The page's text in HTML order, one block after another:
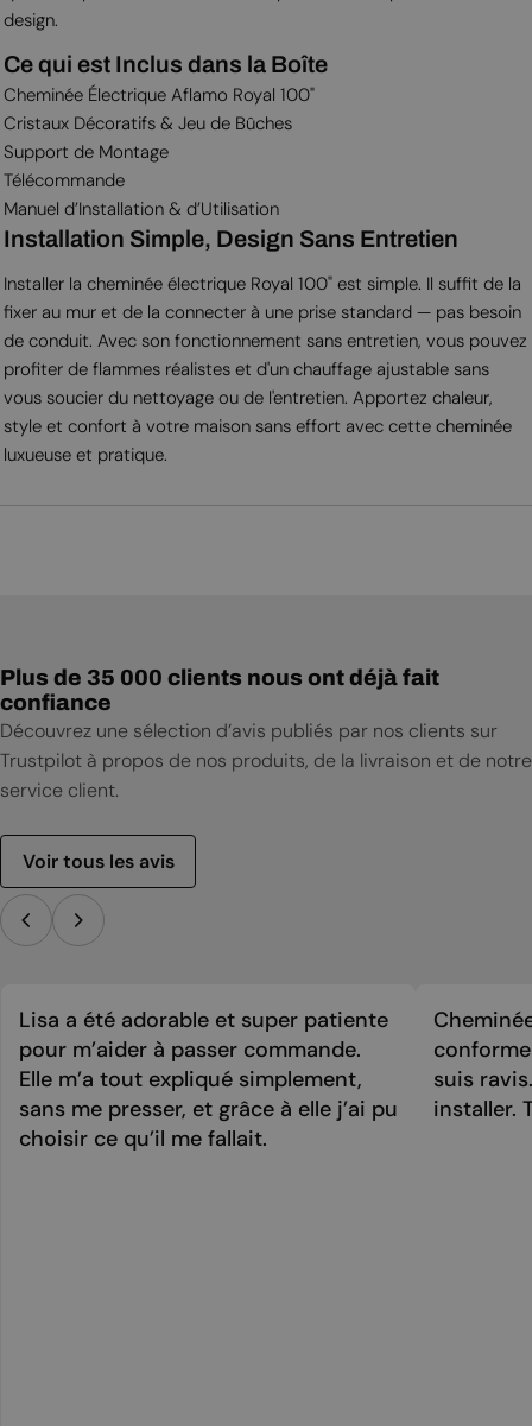
design.
Ce qui est Inclus dans la Boîte
Cheminée Électrique Aflamo Royal 100"
Cristaux Décoratifs & Jeu de Bûches
Support de Montage
Télécommande
Manuel d’Installation & d’Utilisation
Installation Simple, Design Sans Entretien
Installer la cheminée électrique Royal 100" est simple. Il suffit de la
fixer au mur et de la connecter à une prise standard — pas besoin
de conduit. Avec son fonctionnement sans entretien, vous pouvez
profiter de flammes réalistes et d'un chauffage ajustable sans
vous soucier du nettoyage ou de l'entretien. Apportez chaleur,
style et confort à votre maison sans effort avec cette cheminée
luxueuse et pratique.
Plus de 35 000 clients nous ont déjà fait
confiance
Découvrez une sélection d’avis publiés par nos clients sur
Trustpilot à propos de nos produits, de la livraison et de notre
service client.
Voir tous les avis
Lisa a été adorable et super patiente
pour m’aider à passer commande.
Elle m’a tout expliqué simplement,
sans me presser, et grâce à elle j’ai pu
choisir ce qu’il me fallait.
suis
installer.